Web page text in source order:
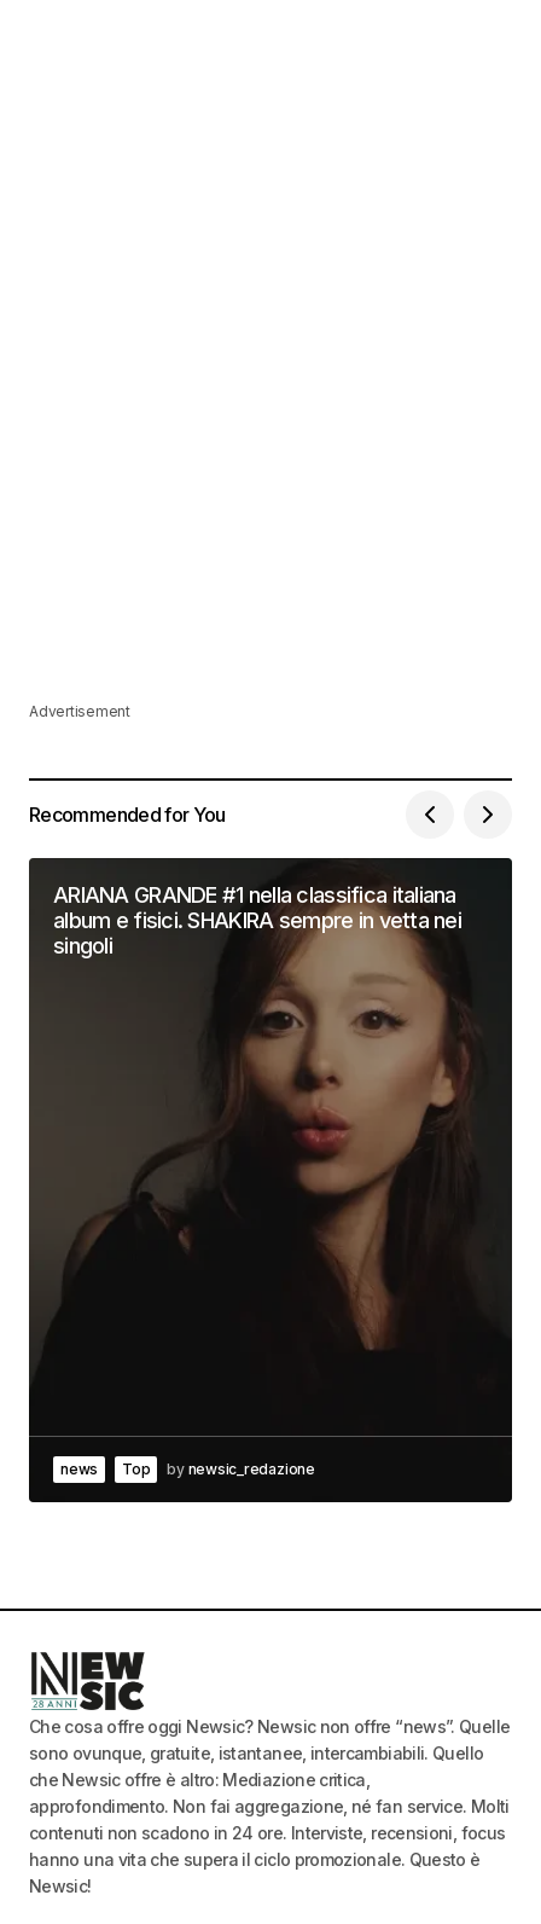
Advertisement
Recommended for You
ARIANA GRANDE #1 nella classifica italiana
album e fisici. SHAKIRA sempre in vetta nei
singoli
news Top by newsic_redazione
Che cosa offre oggi Newsic? Newsic non offre “news”. Quelle
sono ovunque, gratuite, istantanee, intercambiabili. Quello
che Newsic offre è altro: Mediazione critica,
approfondimento. Non fai aggregazione, né fan service. Molti
contenuti non scadono in 24 ore. Interviste, recensioni, focus
hanno una vita che supera il ciclo promozionale. Questo è
Newsic!